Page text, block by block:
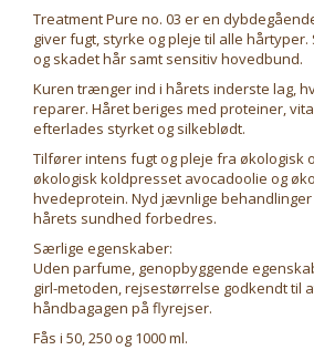
Treatment Pure no. 03 er en
giver fugt, styrke og pleje til alle
og skadet hår samt sensitiv hovedbund.
Kuren trænger ind i hårets inderste lag,
reparer. Håret beriges med proteiner,
efterlades styrket og silkeblødt.
Tilfører intens fugt og pleje fra økologisk
økologisk koldpresset avocadoolie og
hvedeprotein. Nyd jævnlige
hårets sundhed forbedres.
Særlige egenskaber:
Uden parfume, genopbyggende
girl-metoden, rejsestørrelse godkendt til
håndbagagen på flyrejser.
Fås i 50, 250 og 1000 ml.